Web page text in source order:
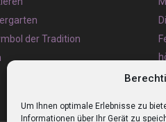
Um Ihnen optimale Erlebnisse zu
Informationen über Ihr Gerät zu
der Tradition